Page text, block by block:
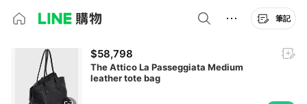
筆記
$58,798
The Attico La Passeggiata Medium
leather tote bag